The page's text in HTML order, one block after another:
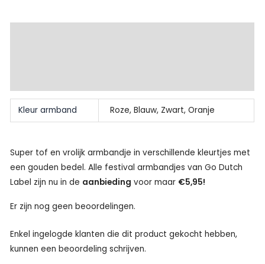
Kleur armband Roze, Blauw, Zwart, Oranje
Super tof en vrolijk armbandje in verschillende kleurtjes met
een gouden bedel. Alle festival armbandjes van Go Dutch
Label zijn nu in de aanbieding voor maar €5,95!
Er zijn nog geen beoordelingen.
Enkel ingelogde klanten die dit product gekocht hebben,
kunnen een beoordeling schrijven.